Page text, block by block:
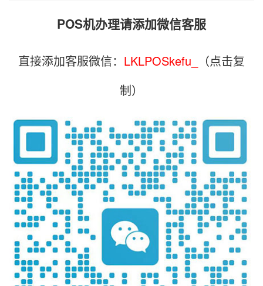
POS机办理请添加微信客服
直接添加客服微信： LKLPOSkefu_
（点击复
制）